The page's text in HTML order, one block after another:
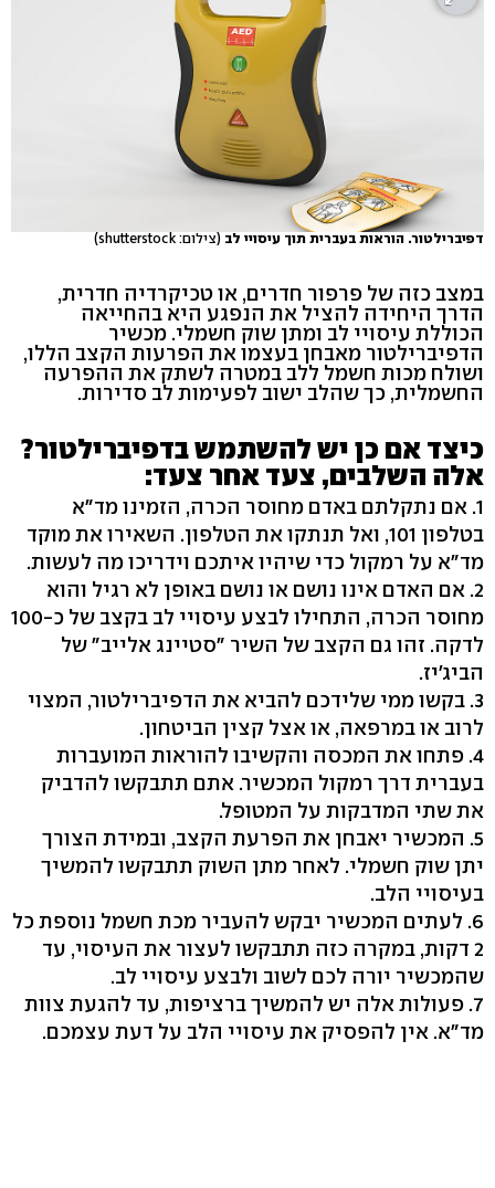
דפיברילטור. הוראות בעברית תוך עיסויי לב (צילום: shutterstock)
במצב כזה של פרפור חדרים, או טכיקרדיה חדרית,
הדרך היחידה להציל את הנפגע היא בהחייאה
הכוללת עיסויי לב ומתן שוק חשמלי. מכשיר
הדפיברילטור מאבחן בעצמו את הפרעות הקצב הללו,
ושולח מכות חשמל ללב במטרה לשתק את ההפרעה
החשמלית, כך שהלב ישוב לפעימות לב סדירות.
כיצד אם כן יש להשתמש בדפיברילטור?
אלה השלבים, צעד אחר צעד:
1. אם נתקלתם באדם מחוסר הכרה, הזמינו מד"א
בטלפון 101, ואל תנתקו את הטלפון. השאירו את מוקד
מד"א על רמקול כדי שיהיו איתכם וידריכו מה לעשות.
2. אם האדם אינו נושם או נושם באופן לא רגיל והוא
מחוסר הכרה, התחילו לבצע עיסויי לב בקצב של כ-100
לדקה. זהו גם הקצב של השיר "סטיינג אלייב" של
הביג'יז.
3. בקשו ממי שלידכם להביא את הדפיברילטור, המצוי
לרוב או במרפאה, או אצל קצין הביטחון.
4. פתחו את המכסה והקשיבו להוראות המועברות
בעברית דרך רמקול המכשיר. אתם תתבקשו להדביק
את שתי המדבקות על המטופל.
5. המכשיר יאבחן את הפרעת הקצב, ובמידת הצורך
יתן שוק חשמלי. לאחר מתן השוק תתבקשו להמשיך
בעיסויי הלב.
6. לעתים המכשיר יבקש להעביר מכת חשמל נוספת כל
2 דקות, במקרה כזה תתבקשו לעצור את העיסוי, עד
שהמכשיר יורה לכם לשוב ולבצע עיסויי לב.
7. פעולות אלה יש להמשיך ברציפות, עד להגעת צוות
מד"א. אין להפסיק את עיסויי הלב על דעת עצמכם.